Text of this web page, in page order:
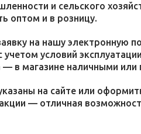
и сельского
оптом и в розницу.
на нашу электронную
условий
в магазине наличными или
на сайте или
— отличная